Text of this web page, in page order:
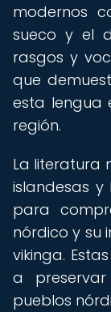
modernos
sueco y el
rasgos y
que
esta lengua
región.
La literatura
islandesas
para
nórdico y su
vikinga.
a
pueblos